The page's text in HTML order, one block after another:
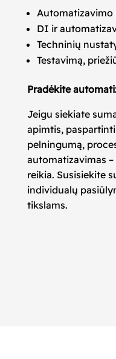
DI ir
Techninių
Testavimą,
Pradėkite
Jeigu siekiate
apimtis,
pelningumą,
automatizavimas
reikia. Susisiekite
individualų
tikslams.